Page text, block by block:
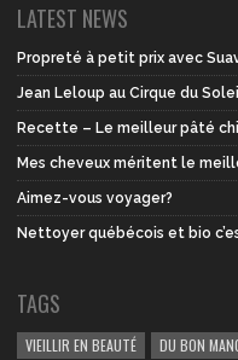
LATEST NEWS
Propreté à petit prix avec
Jean Leloup au Cirque du
Recette – Le meilleur pâté
Mes cheveux méritent le
Aimez-vous voyager?
Nettoyer québécois et bio
TAGS
VIEILLIR EN BEAUTÉ DU BON